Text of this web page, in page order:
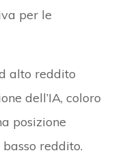
per le
alto reddito
dell’IA, coloro
posizione
reddito.